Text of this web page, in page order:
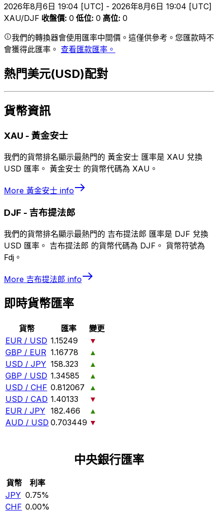
2026年8月6日 19:04 [UTC] - 2026年8月6日 19:04 [UTC]
XAU/DJF 收盤價: 0 低位: 0 高位: 0
我們的轉換器會使用匯率中間價。這僅供參考。您匯款時不
會獲得此匯率。 查看匯款匯率。
熱門美元(USD)配對
貨幣資訊
XAU - 黃金安士
我們的貨幣排名顯示最熱門的 黃金安士 匯率是 XAU 兌換
USD 匯率。 黃金安士 的貨幣代碼為 XAU。
More 黃金安士 info
DJF - 吉布提法郎
我們的貨幣排名顯示最熱門的 吉布提法郎 匯率是 DJF 兌換
USD 匯率。 吉布提法郎 的貨幣代碼為 DJF。 貨幣符號為
Fdj。
More 吉布提法郎 info
即時貨幣匯率
貨幣 匯率
變更
EUR / USD 1.15249
▼
GBP / EUR 1.16778
▲
USD / JPY 158.323
▲
GBP / USD 1.34585
▲
USD / CHF 0.812067
▲
USD / CAD 1.40133
▼
EUR / JPY 182.466
▲
AUD / USD 0.703449 ▼
中央銀行匯率
貨幣
利率
JPY 0.75%
CHF 0.00%